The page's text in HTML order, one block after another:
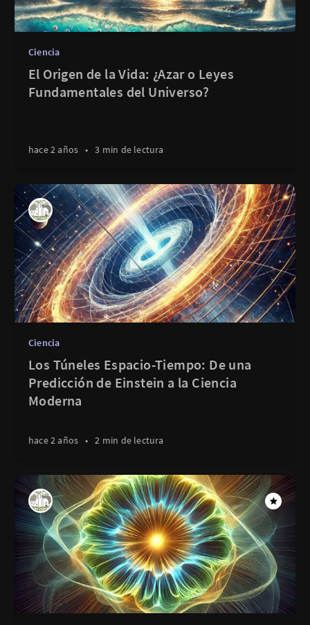
Ciencia
El Origen de la Vida: ¿Azar o Leyes
Fundamentales del Universo?
hace 2 años • 3 min de lectura
Ciencia
Los Túneles Espacio-Tiempo: De una
Predicción de Einstein a la Ciencia
Moderna
hace 2 años • 2 min de lectura